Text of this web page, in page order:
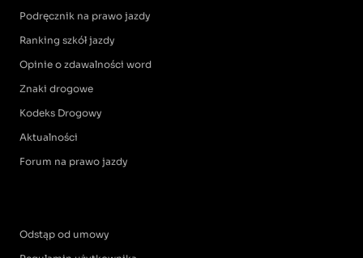
Podręcznik na prawo jazdy
Ranking szkół jazdy
Opinie o zdawalności word
Znaki drogowe
Kodeks Drogowy
Aktualności
Forum na prawo jazdy
Odstąp od umowy